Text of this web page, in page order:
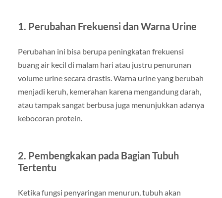
1. Perubahan Frekuensi dan Warna Urine
Perubahan ini bisa berupa peningkatan frekuensi
buang air kecil di malam hari atau justru penurunan
volume urine secara drastis. Warna urine yang berubah
menjadi keruh, kemerahan karena mengandung darah,
atau tampak sangat berbusa juga menunjukkan adanya
kebocoran protein.
2. Pembengkakan pada Bagian Tubuh
Tertentu
Ketika fungsi penyaringan menurun, tubuh akan